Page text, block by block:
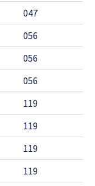
047
056
056
056
119
119
119
119